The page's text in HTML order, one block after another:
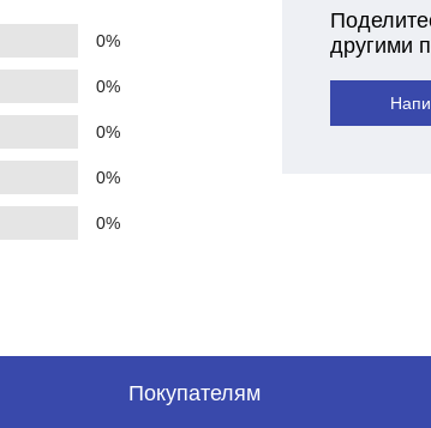
0%
0%
0%
0%
0%
другими
Покупателям